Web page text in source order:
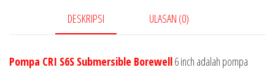
DESKRIPSI ULASAN (0)
Pompa CRI S6S Submersible Borewell6 inch adalah pompa